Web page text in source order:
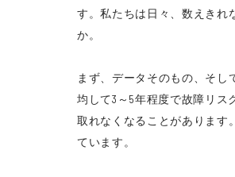
す。私たちは日々、数えきれ
か。
まず、データそのもの、そし
均して3～5年程度で故障リス
取れなくなることがあります
ています。